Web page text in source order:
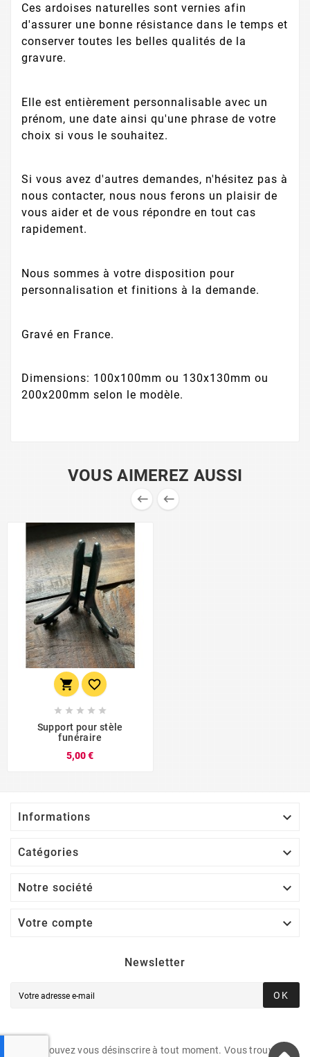
Ces ardoises naturelles sont vernies afin
d'assurer une bonne résistance dans le temps et
conserver toutes les belles qualités de la
gravure.
Elle est entièrement personnalisable avec un
prénom, une date ainsi qu'une phrase de votre
choix si vous le souhaitez.
Si vous avez d'autres demandes, n'hésitez pas à
nous contacter, nous nous ferons un plaisir de
vous aider et de vous répondre en tout cas
rapidement.
Nous sommes à votre disposition pour
personnalisation et finitions à la demande.
Gravé en France.
Dimensions: 100x100mm ou 130x130mm ou
200x200mm selon le modèle.
VOUS AIMEREZ AUSSI
 
 
    
Support pour stèle
funéraire
5,00 €
Informations 
Catégories 
Notre société 
Votre compte 
Newsletter
OK
Vous pouvez vous désinscrire à tout moment. Vous trouverez